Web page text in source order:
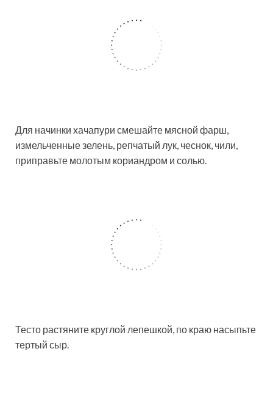
Для начинки хачапури смешайте мясной фарш,
измельченные зелень, репчатый лук, чеснок, чили,
приправьте молотым кориандром и солью.
Тесто растяните круглой лепешкой, по краю насыпьте
тертый сыр.